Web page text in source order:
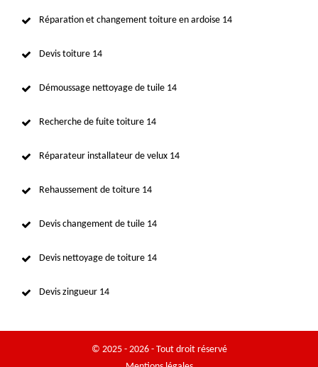
Réparation et changement toiture en ardoise 14
Devis toiture 14
Démoussage nettoyage de tuile 14
Recherche de fuite toiture 14
Réparateur installateur de velux 14
Rehaussement de toiture 14
Devis changement de tuile 14
Devis nettoyage de toiture 14
Devis zingueur 14
© 2025 - 2026 - Tout droit réservé